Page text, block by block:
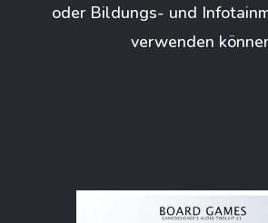
oder Bildungs- und
verwenden